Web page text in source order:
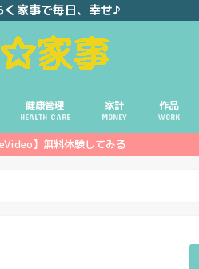
く家事で毎日、幸せ♪
健康管理
HEALTH CARE
家計
MONEY
ポイ活
投資
副業
作品
WORK
】無料体験してみる